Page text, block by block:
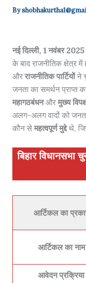
By
नई दिल्ली, 1 नवंबर 2025
के बाद राजनीतिक क्षेत्र
और राजनीतिक पार्टियोंने
जनता का समर्थन प्राप्त
महागठबंधनऔर मुख्य
अलग-अलग वादों को
कौन से महत्वपूर्ण मुद्देथे,
बिहार विधानसभा
आर्टिकल का
आर्टिकल का नाम
आवेदन प्रक्रिया